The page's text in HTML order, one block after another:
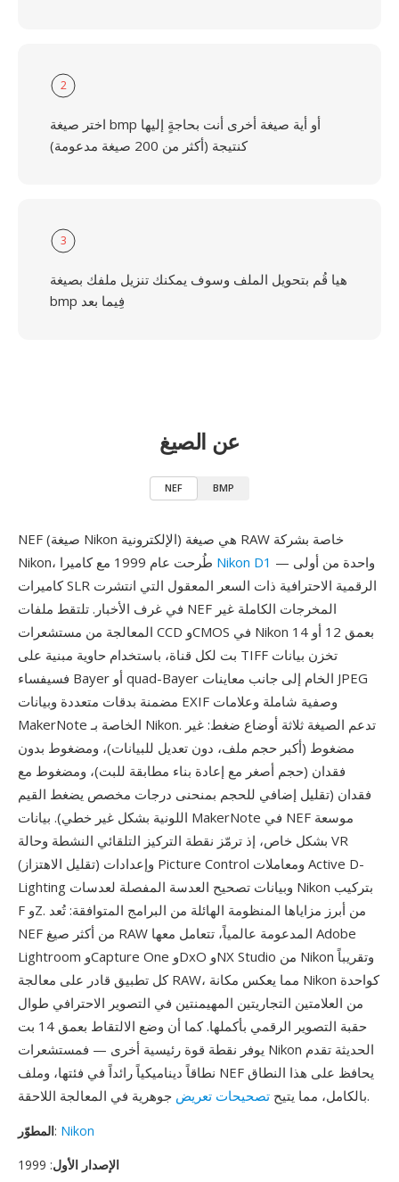
2
اختر صيغة bmp أو أية صيغة أخرى أنت بحاجةٍ إليها
كنتيجة (أكثر من 200 صيغة مدعومة)
3
هيا قُم بتحويل الملف وسوف يمكنك تنزيل ملفك بصيغة
bmp فِيما بعد
عن الصيغ
NEF BMP
NEF (صيغة Nikon الإلكترونية) هي صيغة RAW خاصة بشركة
Nikon D1 — واحدة من أولى
كاميرات SLR الرقمية الاحترافية ذات السعر المعقول التي انتشرت
في غرف الأخبار. تلتقط ملفات NEF المخرجات الكاملة غير
المعالجة من مستشعرات CCD وCMOS في Nikon بعمق 12 أو 14
بت لكل قناة، باستخدام حاوية مبنية على TIFF تخزن بيانات
فسيفساء Bayer أو quad-Bayer الخام إلى جانب معاينات JPEG
مضمنة بدقات متعددة وبيانات EXIF وصفية شاملة وعلامات
MakerNote الخاصة بـ Nikon. تدعم الصيغة ثلاثة أوضاع ضغط: غير
مضغوط (أكبر حجم ملف، دون تعديل للبيانات)، ومضغوط بدون
فقدان (حجم أصغر مع إعادة بناء مطابقة للبت)، ومضغوط مع
فقدان (تقليل إضافي للحجم بمنحنى درجات مخصص يضغط القيم
اللونية بشكل غير خطي). بيانات MakerNote في NEF موسعة
بشكل خاص، إذ ترمّز نقطة التركيز التلقائي النشطة وحالة VR
(تقليل الاهتزاز) وإعدادات Picture Control ومعاملات Active D-
Lighting وبيانات تصحيح العدسة المفصلة لعدسات Nikon بتركيب
F وZ. من أبرز مزاياها المنظومة الهائلة من البرامج المتوافقة: تُعد
NEF من أكثر صيغ RAW المدعومة عالمياً، تتعامل معها Adobe
Lightroom وCapture One وDxO وNX Studio من Nikon وتقريباً
كل تطبيق قادر على معالجة RAW، مما يعكس مكانة Nikon كواحدة
من العلامتين التجاريتين المهيمنتين في التصوير الاحترافي طوال
حقبة التصوير الرقمي بأكملها. كما أن وضع الالتقاط بعمق 14 بت
يوفر نقطة قوة رئيسية أخرى — فمستشعرات Nikon الحديثة تقدم
نطاقاً ديناميكياً رائداً في فئتها، وملف NEF يحافظ على هذا النطاق
بالكامل، مما يتيح تصحيحات تعريض جوهرية في المعالجة اللاحقة.
المطوّر: Nikon
الإصدار الأول: 1999